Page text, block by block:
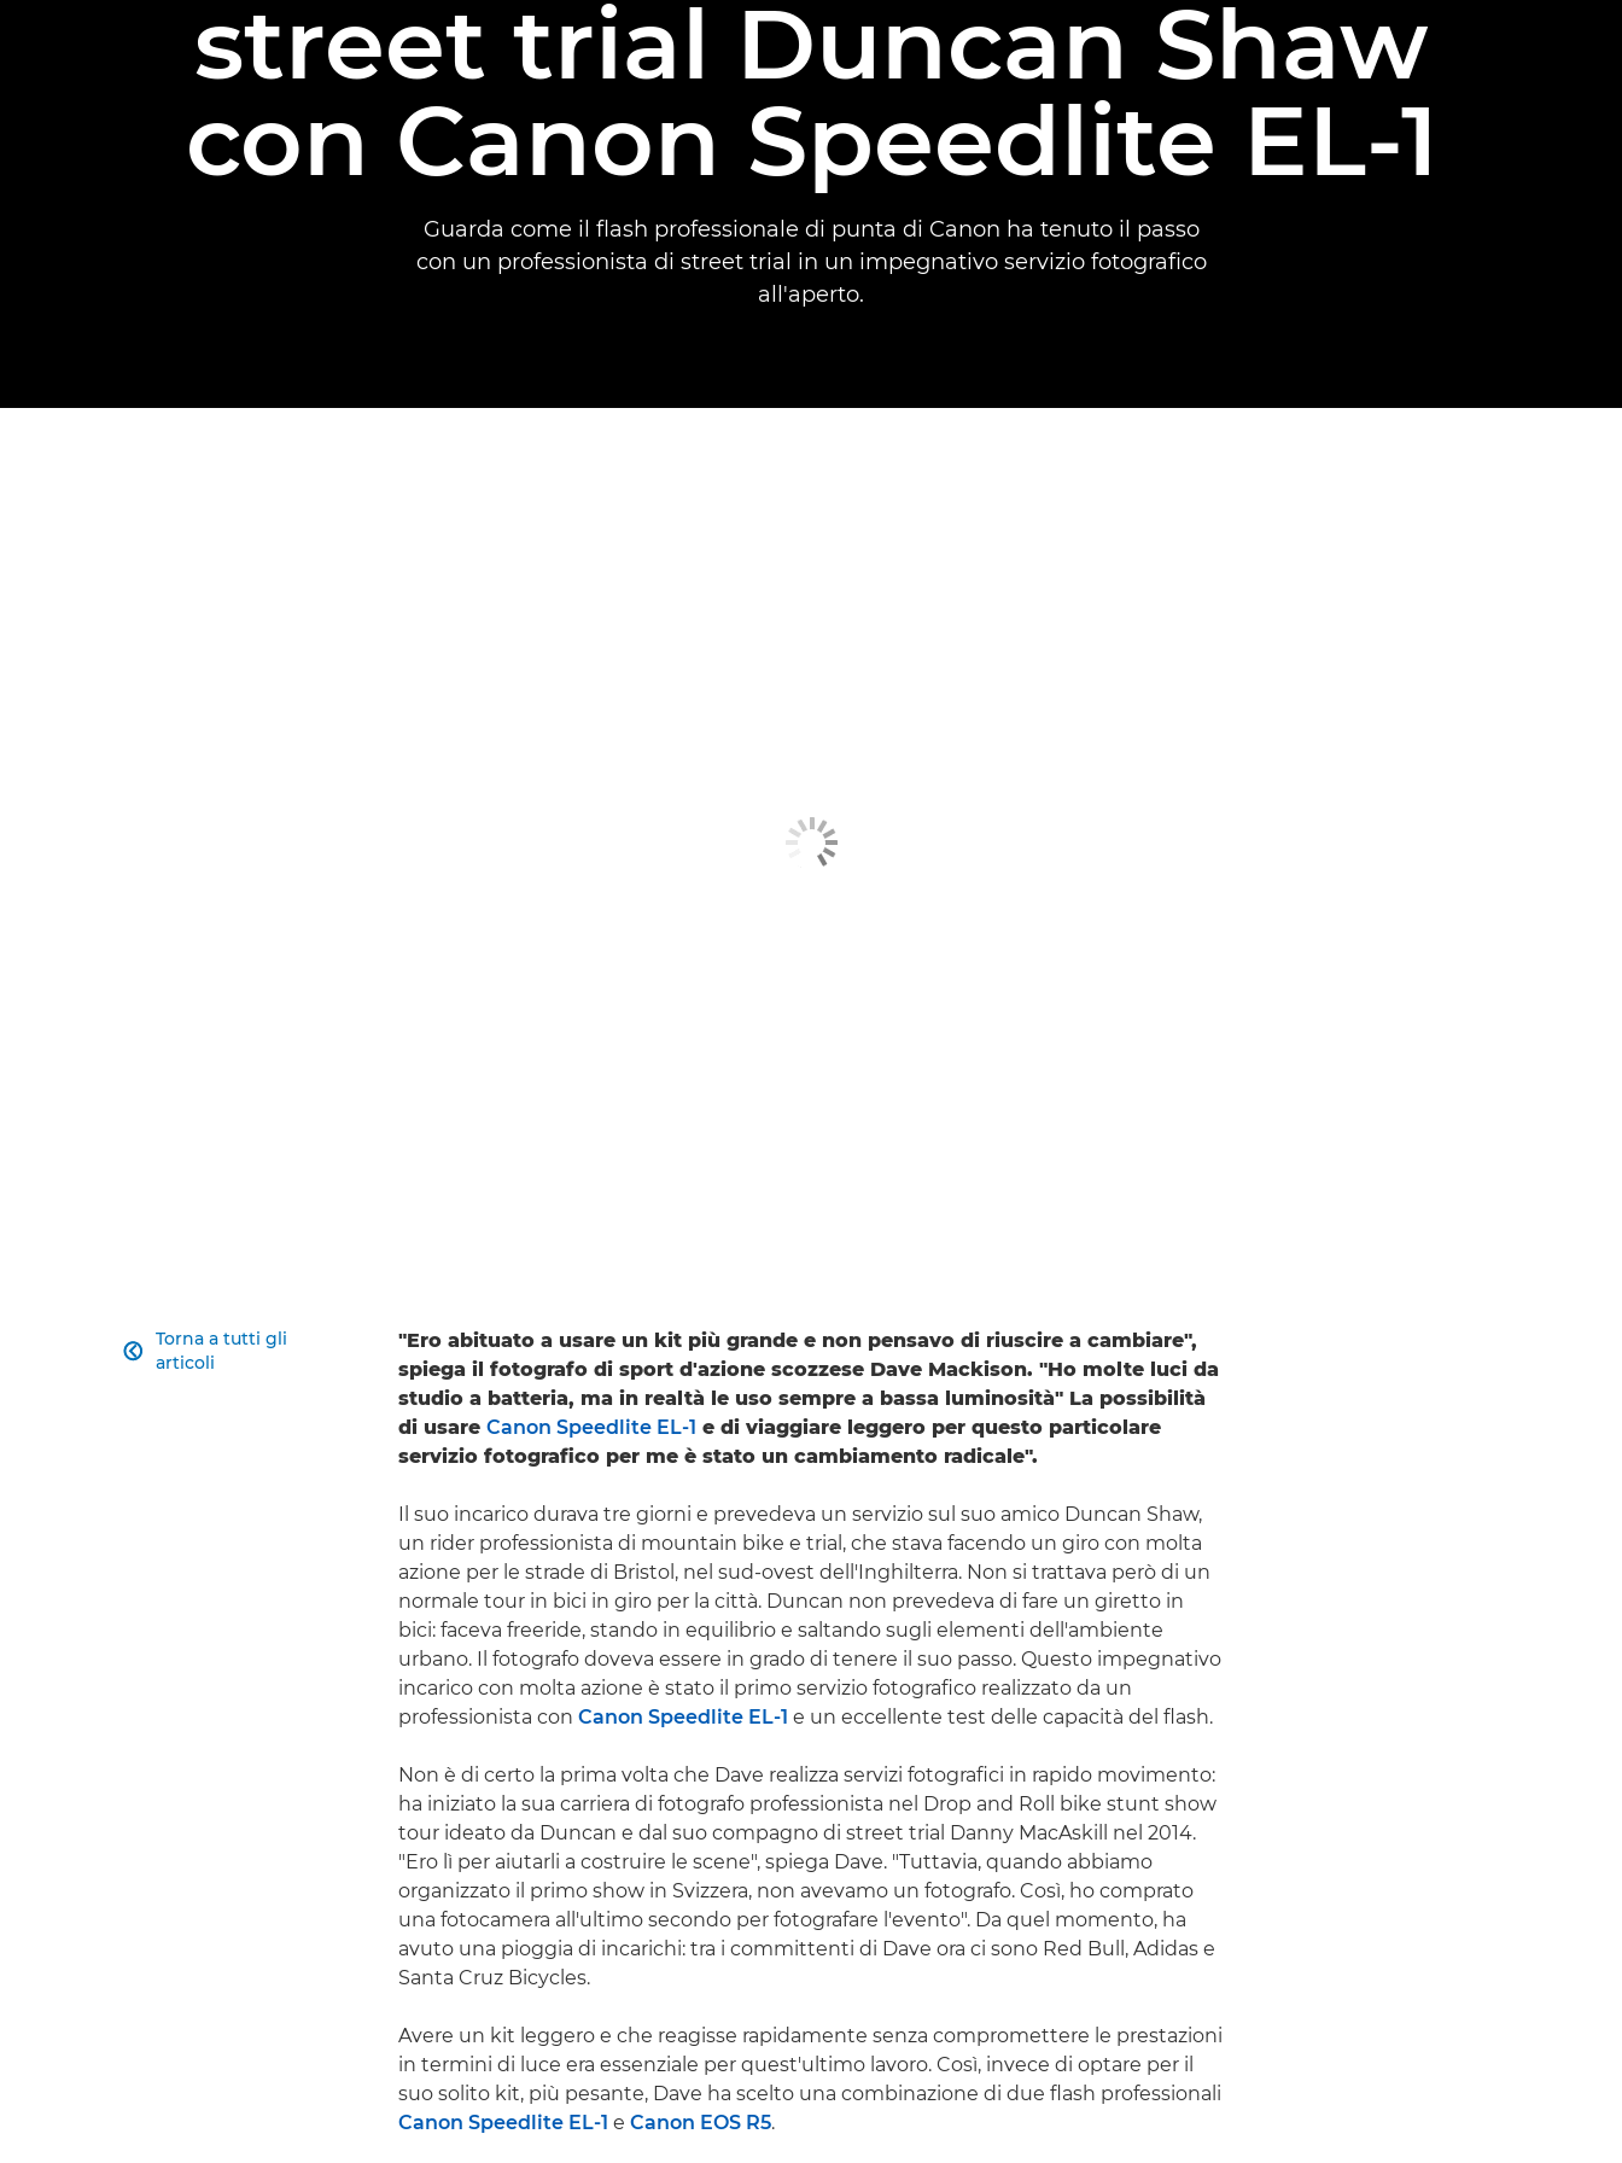
street trial Duncan Shaw
con Canon Speedlite EL-1
Guarda come il flash professionale di punta di Canon ha tenuto il passo
con un professionista di street trial in un impegnativo servizio fotografico
all'aperto.
Torna a tutti gli
articoli

"Ero abituato a usare un kit più grande e non pensavo di riuscire a cambiare",
spiega il fotografo di sport d'azione scozzese Dave Mackison. "Ho molte luci da
studio a batteria, ma in realtà le uso sempre a bassa luminosità" La possibilità
di usare Canon Speedlite EL-1 e di viaggiare leggero per questo particolare
servizio fotografico per me è stato un cambiamento radicale".
Il suo incarico durava tre giorni e prevedeva un servizio sul suo amico Duncan Shaw,
un rider professionista di mountain bike e trial, che stava facendo un giro con molta
azione per le strade di Bristol, nel sud-ovest dell'Inghilterra. Non si trattava però di un
normale tour in bici in giro per la città. Duncan non prevedeva di fare un giretto in
bici: faceva freeride, stando in equilibrio e saltando sugli elementi dell'ambiente
urbano. Il fotografo doveva essere in grado di tenere il suo passo. Questo impegnativo
incarico con molta azione è stato il primo servizio fotografico realizzato da un
professionista con Canon Speedlite EL-1 e un eccellente test delle capacità del flash.
Non è di certo la prima volta che Dave realizza servizi fotografici in rapido movimento:
ha iniziato la sua carriera di fotografo professionista nel Drop and Roll bike stunt show
tour ideato da Duncan e dal suo compagno di street trial Danny MacAskill nel 2014.
"Ero lì per aiutarli a costruire le scene", spiega Dave. "Tuttavia, quando abbiamo
organizzato il primo show in Svizzera, non avevamo un fotografo. Così, ho comprato
una fotocamera all'ultimo secondo per fotografare l'evento". Da quel momento, ha
avuto una pioggia di incarichi: tra i committenti di Dave ora ci sono Red Bull, Adidas e
Santa Cruz Bicycles.
Avere un kit leggero e che reagisse rapidamente senza compromettere le prestazioni
in termini di luce era essenziale per quest'ultimo lavoro. Così, invece di optare per il
suo solito kit, più pesante, Dave ha scelto una combinazione di due flash professionali
Canon Speedlite EL-1 e Canon EOS R5.